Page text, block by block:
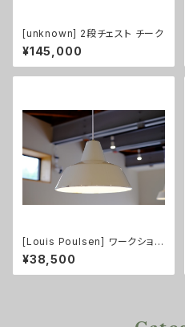
[unknown] 2段チェスト チーク
¥145,000
[Louis Poulsen] ワークショッ
プランプ ホワイト
¥38,500